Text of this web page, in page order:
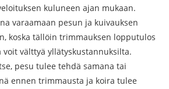
kuluneen ajan mukaan.
varaamaan pesun ja kuivauksen
koska tällöin trimmauksen lopputulos
välttyä yllätyskustannuksilta.
pesu tulee tehdä samana tai
ennen trimmausta ja koira tulee